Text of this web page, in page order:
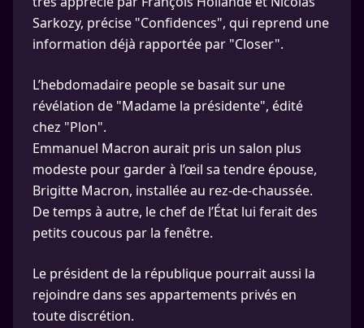
Sarkozy, précise "Confidences", qui reprend une
information déjà rapportée par "Closer".
L’hebdomadaire people se basait sur une
révélation de "Madame la présidente", édité
chez "Plon".
Emmanuel Macron aurait pris un salon plus
modeste pour garder à l’œil sa tendre épouse,
Brigitte Macron, installée au rez-de-chaussée.
De temps à autre, le chef de l’État lui ferait des
petits coucous par la fenêtre.
Le président de la république pourrait aussi la
rejoindre dans ses appartements privés en
toute discrétion.